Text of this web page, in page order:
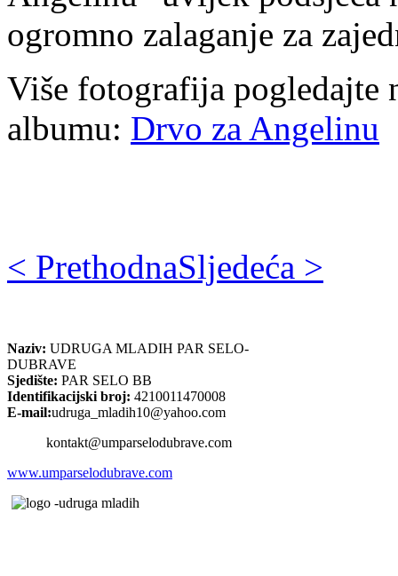
ogromno zalaganje za
Više fotografija pogledajte
albumu: Drvo za Angelinu
< PrethodnaSljedeća >
Naziv: UDRUGA MLADIH PAR SELO-
DUBRAVE
Sjedište: PAR SELO BB
Identifikacijski broj: 4210011470008
E-mail:udruga_mladih10@yahoo.com
kontakt@umparselodubrave.com
www.umparselodubrave.com